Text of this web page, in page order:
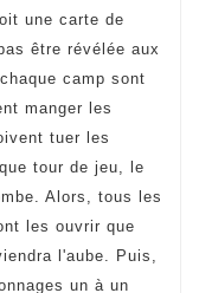
une carte de
être révélée aux
camp sont
manger les
tuer les
tour de jeu, le
Alors, tous les
les ouvrir que
l'aube. Puis,
un à un